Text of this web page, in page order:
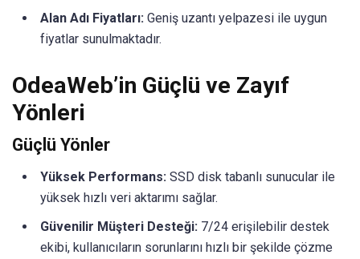
Alan Adı Fiyatları: Geniş uzantı yelpazesi ile uygun
fiyatlar sunulmaktadır.
OdeaWeb’in Güçlü ve Zayıf
Yönleri
Güçlü Yönler
Yüksek Performans: SSD disk tabanlı sunucular ile
yüksek hızlı veri aktarımı sağlar.
Güvenilir Müşteri Desteği: 7/24 erişilebilir destek
ekibi, kullanıcıların sorunlarını hızlı bir şekilde çözme